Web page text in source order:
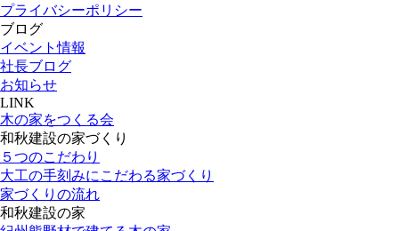
プライバシーポリシー
ブログ
イベント情報
社長ブログ
お知らせ
LINK
木の家をつくる会
和秋建設の家づくり
５つのこだわり
大工の手刻みにこだわる家づくり
家づくりの流れ
和秋建設の家